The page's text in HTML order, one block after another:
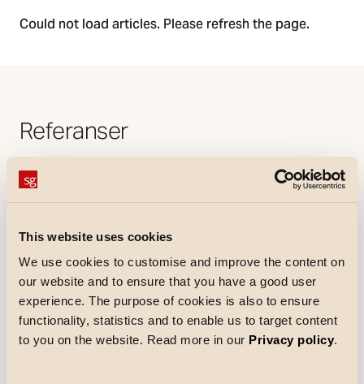
This website uses cookies
We use cookies to customise and improve the content on
our website and to ensure that you have a good user
experience. The purpose of cookies is also to ensure
functionality, statistics and to enable us to target content
to you on the website. Read more in our Privacy policy.
Could not load articles. Please refresh the page.
Referanser